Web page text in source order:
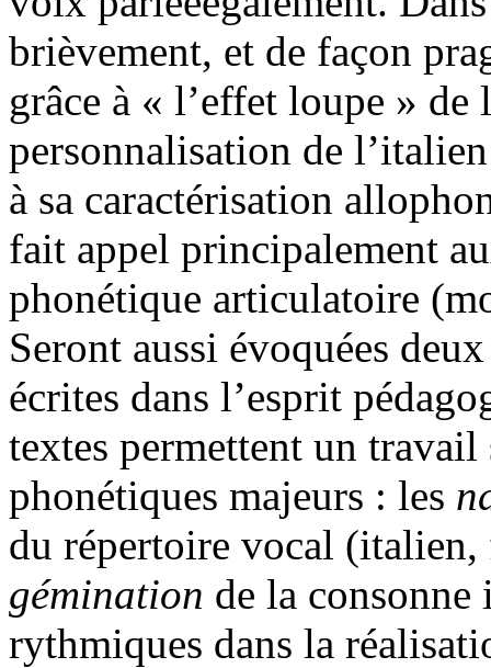
brièvement, et de façon
grâce à « l’effet loupe » de
personnalisation de
à sa caractérisation
fait appel principalement
phonétique articulatoire
Seront aussi évoquées
écrites dans l’esprit
textes permettent un travail
phonétiques majeurs : les
du répertoire vocal (italien,
gémination de la consonne
rythmiques dans la